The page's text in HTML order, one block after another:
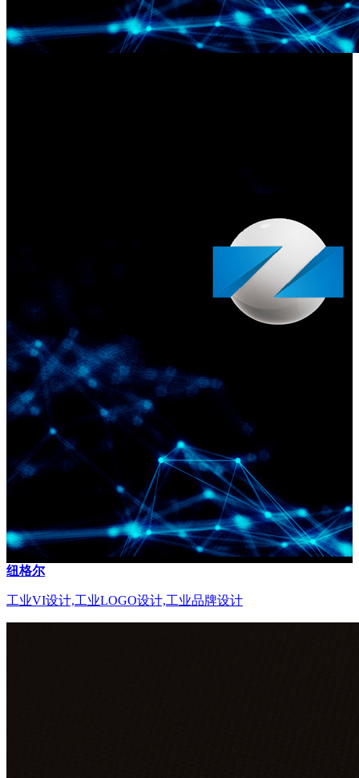
纽格尔
工业VI设计,工业LOGO设计,工业品牌设计